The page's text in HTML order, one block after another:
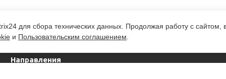
для сбора технических данных. Продолжая работу с
и Пользовательским соглашением
Направления